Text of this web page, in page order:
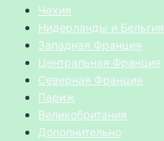
Чехия
Нидерланды и Бельгия
Западная Франция
Центральная Франция
Северная Франция
Париж
Великобритания
Дополнительно